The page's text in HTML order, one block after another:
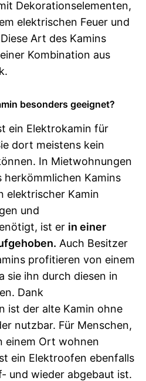
Dekorationselementen,
elektrischen Feuer und
Art des Kamins
Kombination aus
besonders geeignet?
ein Elektrokamin für
dort meistens kein
In Mietwohnungen
herkömmlichen Kamins
elektrischer Kamin
und
ist er in einer
Auch Besitzer
profitieren von einem
sie ihn durch diesen in
Dank
ist der alte Kamin ohne
nutzbar. Für Menschen,
einem Ort wohnen
ein Elektroofen ebenfalls
und wieder abgebaut ist.